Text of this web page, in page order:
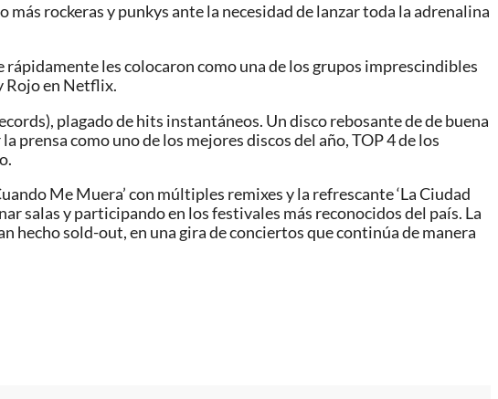
más rockeras y punkys ante la necesidad de lanzar toda la adrenalina
rápidamente les colocaron como una de los grupos imprescindibles
Rojo en Netflix.
plagado de hits instantáneos. Un disco rebosante de de buena
prensa como uno de los mejores discos del año, TOP 4 de los
Me Muera’ con múltiples remixes y la refrescante ‘La Ciudad
salas y participando en los festivales más reconocidos del país. La
hecho sold-out, en una gira de conciertos que continúa de manera